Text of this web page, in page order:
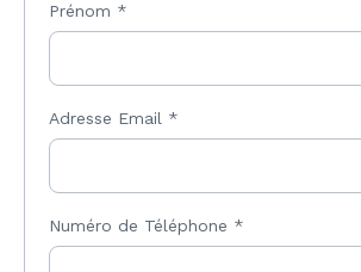
Prénom *
Adresse Email *
Numéro de Téléphone *